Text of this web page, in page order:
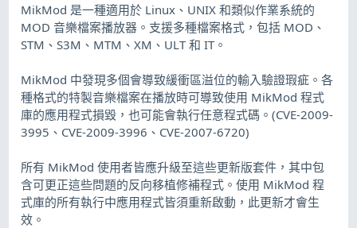
MikMod 是一種適用於 Linux、UNIX 和類似作業系統的
MOD 音樂檔案播放器。支援多種檔案格式，包括 MOD、
STM、S3M、MTM、XM、ULT 和 IT。
MikMod 中發現多個會導致緩衝區溢位的輸入驗證瑕疵。各
種格式的特製音樂檔案在播放時可導致使用 MikMod 程式
庫的應用程式損毀，也可能會執行任意程式碼。(CVE-2009-
3995、CVE-2009-3996、CVE-2007-6720)
所有 MikMod 使用者皆應升級至這些更新版套件，其中包
含可更正這些問題的反向移植修補程式。使用 MikMod 程
式庫的所有執行中應用程式皆須重新啟動，此更新才會生
效。